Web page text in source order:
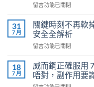
在
利
勁
（Priligy）
正
用
法
全
留言功能已關閉
31
7 月
關鍵時刻不再軟
安全全解析
在
鍵
時
刻
留言功能已關閉
18
7 月
威而鋼正確服用
唔對，副作用要